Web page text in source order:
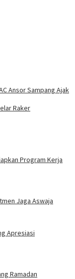
Ansor Sampang Ajak
Raker
Program Kerja
Jaga Aswaja
Apresiasi
Ramadan